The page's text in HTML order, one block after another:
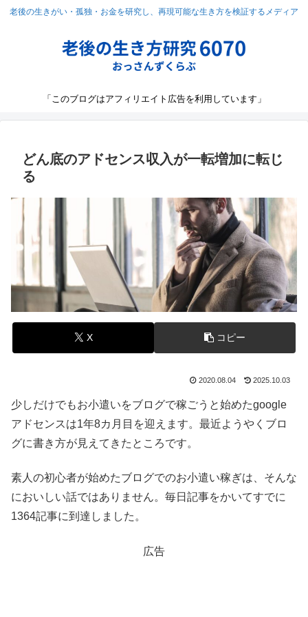
老後の生きがい・孤独・お金を研究し、再現可能な生き方を検証するメディア
「このブログはアフィリエイト広告を利用しています」
どん底のアドセンス収入が一転増加に転じ
る
X コピー
2020.08.04 2025.10.03
少しだけでもお小遣いをブログで稼ごうと始めたgoogle
アドセンスは1年8カ月目を迎えます。最近ようやくブロ
グに書き方が見えてきたところです。
素人の初心者が始めたブログでのお小遣い稼ぎは、そんな
においしい話ではありません。毎日記事をかいてすでに
1364記事に到達しました。
広告